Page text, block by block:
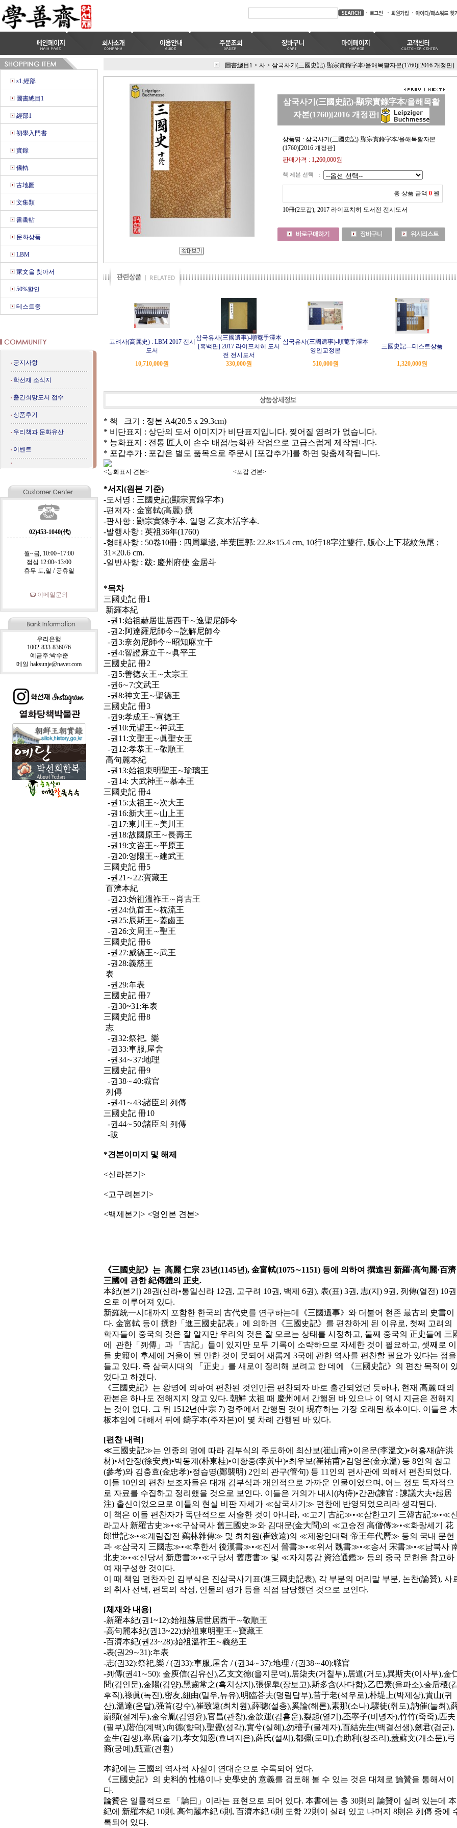
s1.經部
圖書總目1
經部1
初學入門書
實錄
儀軌
古地圖
文集類
書畵帖
문화상품
LBM
家文을 찾아서
50%할인
테스트중
공지사항
학선재 소식지
출간희망도서 접수
상품후기
우리책과 문화유산
이벤트
02)453-1040(代)
월~금, 10:00~17:00
점심 12:00~13:00
휴무 토,일 / 공휴일
이메일문의
우리은행
1002-833-836076
예금주:박수준
메일 haksunje@naver.com
圖書總目1 > 사 > 삼국사기(三國史記)-顯宗實錄字本/을해목활자본(1760)[2016 개정판]
삼국사기(三國史記)-顯宗實錄字本/을해목활
자본(1760)[2016 개정판]
상품명 : 삼국사기(三國史記)-顯宗實錄字本/을해목활자본
(1760)[2016 개정판]
판매가격 : 1,260,000원
책 제본 선택 :
총 상품 금액 0 원
10冊(2포갑), 2017 라이프치히 도서전 전시도서
고려사(高麗史) : LBM 2017 전시
도서
삼국유사(三國遺事)-順菴手澤本
[흑백판] 2017 라이프치히 도서
전 전시도서
삼국유사(三國遺事)-順菴手澤本
영인교정본
三國史記---테스트상품
10,710,000원 330,000원 510,000원 1,320,000원
* 책 크기 : 정본 A4(20.5 x 29.3cm)
* 비단표지 : 상단의 도서 이미지가 비단표지입니다. 찢어질 염려가 없습니다.
* 능화표지 : 전통 匠人이 손수 배접/능화판 작업으로 고급스럽게 제작됩니다.
* 포갑추가 : 포갑은 별도 품목으로 주문시 [포갑추가]를 하면 맞춤제작됩니다.
<능화표지 견본> <포갑 견본>
*서지(원본 기준)
-도서명 : 三國史記(顯宗實錄字本)
-편저자 : 金富軾(高麗) 撰
-판사항 : 顯宗實錄字本. 일명 乙亥木活字本.
-발행사항 : 英祖36年(1760)
-형태사항 : 50卷10冊 : 四周單邊, 半葉匡郭: 22.8×15.4 cm, 10行18字注雙行, 版心:上下花紋魚尾 ;
31×20.6 cm.
-일반사항 : 跋: 慶州府使 金居斗
*목차
三國史記 冊1
新羅本紀
-권1:始祖赫居世居西干∼逸聖尼師今
-권2:阿達羅尼師今∼訖解尼師今
-권3:奈勿尼師今∼昭知麻立干
-권4:智證麻立干∼眞平王
三國史記 冊2
-권5:善德女王∼太宗王
-권6∼7:文武王
-권8:神文王∼聖德王
三國史記 冊3
-권9:孝成王∼宣德王
-권10:元聖王∼神武王
-권11:文聖王∼眞聖女王
-권12:孝恭王∼敬順王
高句麗本紀
-권13:始祖東明聖王∼瑜璃王
-권14: 大武神王∼慕本王
三國史記 冊4
-권15:太祖王∼次大王
-권16:新大王∼山上王
-권17:東川王∼美川王
-권18:故國原王∼長壽王
-권19:文咨王∼平原王
-권20:영陽王∼建武王
三國史記 冊5
-권21∼22:寶藏王
百濟本紀
-권23:始祖溫祚王∼肖古王
-권24:仇首王∼枕流王
-권25:辰斯王∼蓋鹵王
-권26:文周王∼聖王
三國史記 冊6
-권27:威德王∼武王
-권28:義慈王
表
-권29:年表
三國史記 冊7
-권30~31:年表
三國史記 冊8
志
-권32:祭祀, 樂
-권33:車服,屋舍
-권34∼37:地理
三國史記 冊9
-권38∼40:職官
列傳
-권41∼43:諸臣의 列傳
三國史記 冊10
-권44∼50:諸臣의 列傳
-跋
*견본이미지 및 해제
<신라본기>
<고구려본기>
<백제본기> <영인본 견본>
《三國史記》는 高麗 仁宗 23년(1145년), 金富軾(1075∼1151) 등에 의하여 撰進된 新羅·高句麗·百濟
三國에 관한 紀傳體의 正史.
本紀(본기) 28권(신라•통일신라 12권, 고구려 10권, 백제 6권), 表(표) 3권, 志(지) 9권, 列傳(열전) 10권
으로 이루어져 있다.
新羅統一시대까지 포함한 한국의 古代史를 연구하는데《三國遺事》와 더불어 현존 最古의 史書이
다. 金富軾 등이 撰한「進三國史記表」에 의하면《三國史記》를 편찬하게 된 이유로, 첫째 고려의
학자들이 중국의 것은 잘 알지만 우리의 것은 잘 모르는 상태를 시정하고, 둘째 중국의 正史들에 三
에 관한「列傳」과 「古記」들이 있지만 모두 기록이 소략하므로 자세한 것이 필요하고, 셋째로 이
들 史籍이 후세에 거울이 될 만한 것이 못되어 새롭게 3국에 관한 역사를 편찬할 필요가 있다는 점을
들고 있다. 즉 삼국시대의 「正史」를 새로이 정리해 보려고 한 데에 《三國史記》의 편찬 목적이
었다고 하겠다.
《三國史記》는 왕명에 의하여 편찬된 것인만큼 편찬되자 바로 출간되었던 듯하나, 현재 高麗 때의
판본은 하나도 전해지지 않고 있다. 朝鮮 太祖 때 慶州에서 간행된 바 있으나 이 역시 지금은 전해지
는 것이 없다. 그 뒤 1512년(中宗 7) 경주에서 간행된 것이 現存하는 가장 오래된 板本이다. 이들은 木
板本임에 대해서 뒤에 鑄字本(주자본)이 몇 차례 간행된 바 있다.
[편찬 내력]
≪三國史記≫는 인종의 명에 따라 김부식의 주도하에 최산보(崔山甫)•이온문(李溫文)•허홍재(許洪
材)•서안정(徐安貞)•박동계(朴東桂)•이황중(李黃中)•최우보(崔祐甫)•김영온(金永溫) 등 8인의 참고
(參考)와 김충효(金忠孝)•정습명(鄭襲明) 2인의 관구(管句) 등 11인의 편사관에 의해서 편찬되었다.
이들 10인의 편찬 보조자들은 대개 김부식과 개인적으로 가까운 인물이었으며, 어느 정도 독자적으
로 자료를 수집하고 정리했을 것으로 보인다. 이들은 거의가 내시(內侍)•간관(諫官 : 諫議大夫•起居
注) 출신이었으므로 이들의 현실 비판 자세가 ≪삼국사기≫ 편찬에 반영되었으리라 생각된다.
이 책은 이들 편찬자가 독단적으로 서술한 것이 아니라, ≪고기 古記≫•≪삼한고기 三韓古記≫•≪
라고사 新羅古史≫•≪구삼국사 舊三國史≫와 김대문(金大問)의 ≪고승전 高僧傳≫•≪화랑세기 花
郎世記≫•≪계림잡전 鷄林雜傳≫ 및 최치원(崔致遠)의 ≪제왕연대력 帝王年代曆≫ 등의 국내 문헌
과 ≪삼국지 三國志≫•≪후한서 後漢書≫•≪진서 晉書≫•≪위서 魏書≫•≪송서 宋書≫•≪남북사
北史≫•≪신당서 新唐書≫•≪구당서 舊唐書≫ 및 ≪자치통감 資治通鑑≫ 등의 중국 문헌을 참고하
여 재구성한 것이다.
이 때 책임 편찬자인 김부식은 진삼국사기표(進三國史記表), 각 부분의 머리말 부분, 논찬(論贊), 사
의 취사 선택, 편목의 작성, 인물의 평가 등을 직접 담당했던 것으로 보인다.
[체재와 내용]
-新羅本紀(권1~12):始祖赫居世居西干∼敬順王
-高句麗本紀(권13~22):始祖東明聖王∼寶藏王
-百濟本紀(권23~28):始祖溫祚王∼義慈王
-表(권29∼31):年表
-志(권32):祭祀,樂 / (권33):車服,屋舍 / (권34∼37):地理 / (권38∼40):職官
-列傳(권41∼50): 金庾信(김유신),乙支文德(을지문덕),居柒夫(거칠부),居道(거도),異斯夫(이사부),金
問(김인문),金陽(김양),黑齒常之(흑치상지),張保臯(장보고),斯多含(사다함),乙巴素(을파소),金后稷(
후직),祿眞(녹진),密友,紐由(밀우,뉴유),明臨荅夫(명림답부),昔于老(석우로),朴堤上(박제상),貴山(귀
산),溫達(온달),强首(강수),崔致遠(최치원),薛聰(설총),奚論(해론),素那(소나),驟徒(취도),訥催(눌최),
罽頭(설계두),金令胤(김영윤),官昌(관창),金歆運(김흠운),裂起(열기),丕寧子(비녕자),竹竹(죽죽),匹夫
(필부),階伯(계백),向德(향덕),聖覺(성각),實兮(실혜),勿稽子(물계자),百結先生(백결선생),劒君(검군),
金生(김생),率居(솔거),孝女知恩(효녀지은),薛氏(설씨),都彌(도미),倉助利(창조리),蓋蘇文(개소문),弓
裔(궁예),甄萱(견훤)
本紀에는 三國의 역사적 사실이 연대순으로 수록되어 었다.
《三國史記》의 史料的 性格이나 史學史的 意義를 검토해 볼 수 있는 것은 대체로 論贊을 통해서이
다.
論贊은 일률적으로 「論曰」이라는 표현으로 되어 있다. 本書에는 총 30則의 論贊이 실려 있는데 本
紀에 新羅本紀 10則, 高句麗本紀 6則, 百濟本紀 6則 도합 22則이 실려 있고 나머지 8則은 列傳 중에
록되어 있다.